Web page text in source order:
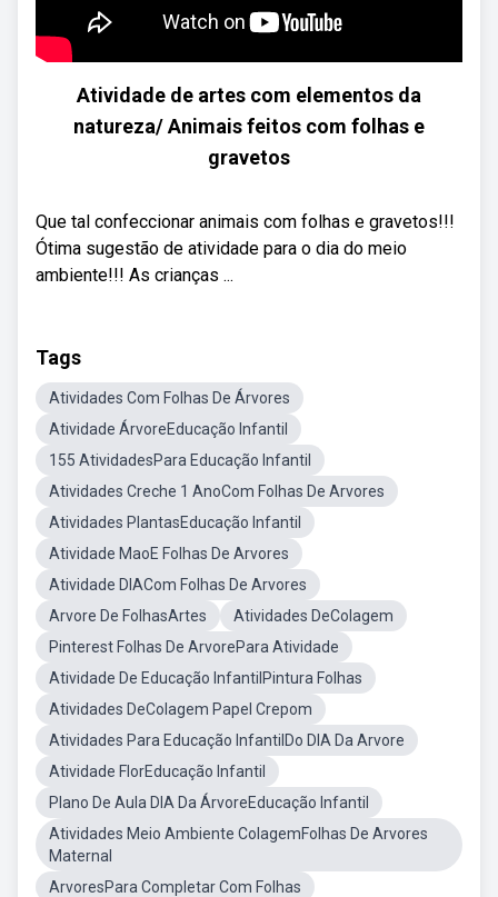
Atividade de artes com elementos da
natureza/ Animais feitos com folhas e
gravetos
Que tal confeccionar animais com folhas e gravetos!!!
Ótima sugestão de atividade para o dia do meio
ambiente!!! As crianças ...
Tags
Atividades Com Folhas De Árvores
Atividade ÁrvoreEducação Infantil
155 AtividadesPara Educação Infantil
Atividades Creche 1 AnoCom Folhas De Arvores
Atividades PlantasEducação Infantil
Atividade MaoE Folhas De Arvores
Atividade DIACom Folhas De Arvores
Arvore De FolhasArtes
Atividades DeColagem
Pinterest Folhas De ArvorePara Atividade
Atividade De Educação InfantilPintura Folhas
Atividades DeColagem Papel Crepom
Atividades Para Educação InfantilDo DIA Da Arvore
Atividade FlorEducação Infantil
Plano De Aula DIA Da ÁrvoreEducação Infantil
Atividades Meio Ambiente ColagemFolhas De Arvores
Maternal
ArvoresPara Completar Com Folhas